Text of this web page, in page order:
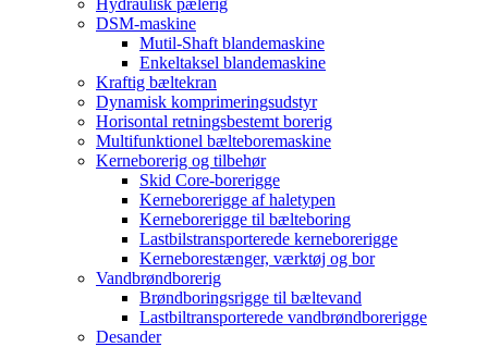
DSM-maskine
Mutil-Shaft blandemaskine
Enkeltaksel blandemaskine
Kraftig bæltekran
Dynamisk komprimeringsudstyr
Horisontal retningsbestemt borerig
Multifunktionel bælteboremaskine
Kerneborerig og tilbehør
Skid Core-borerigge
Kerneborerigge af haletypen
Kerneborerigge til bælteboring
Lastbilstransporterede kerneborerigge
Kerneborestænger, værktøj og bor
Vandbrøndborerig
Brøndboringsrigge til bæltevand
Lastbiltransporterede vandbrøndborerigge
Desander